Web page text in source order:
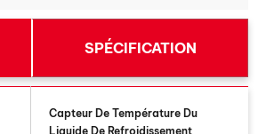
SPÉCIFICATION
Capteur De Température Du
Liquide De Refroidissement